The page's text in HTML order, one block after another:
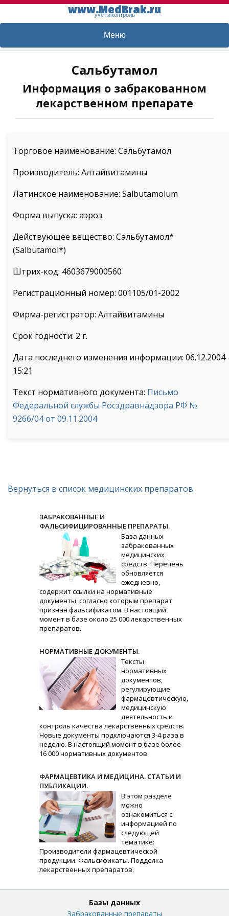
www.MedBrak.ru
учет и контроль
Меню
Сальбутамол
Информация о забракованном
лекарственном препарате
Торговое наименование: Сальбутамол
Производитель: Алтайвитамины
Латинское наименование: Salbutamolum
Форма выпуска: аэроз.
Действующее вещество: Сальбутамол*
(Salbutamol*)
Штрих-код: 4603679000560
Регистрационный номер: 001105/01-2002
Фирма-регистратор: Алтайвитамины
Срок годности: 2 г.
Дата последнего изменения информации: 06.12.2004
15:21
Текст нормативного документа: Письмо
Федеральной службы Росздравнадзора РФ №
9266/04 от 09.11.2004
Вернуться в список медицинских препаратов.
ЗАБРАКОВАННЫЕ И
ФАЛЬСИФИЦИРОВАННЫЕ ПРЕПАРАТЫ.
База данных
забракованных
медицинских
средств. Перечень
обновляется
ежедневно,
содержит ссылки на нормативные
документы, согласно которым препарат
признан фальсификатом. В настоящий
момент в базе около 25 000 лекарственных
препаратов.
НОРМАТИВНЫЕ ДОКУМЕНТЫ.
Тексты
нормативных
документов,
регулирующие
фармацевтическую,
медицинскую
деятельность и
контроль качества лекарственных средств.
Новые документы подключаются 3-4 раза в
неделю. В настоящий момент в базе более
16 000 нормативных документов.
ФАРМАЦЕВТИКА И МЕДИЦИНА. СТАТЬИ И
ПУБЛИКАЦИИ.
В этом разделе
можно
ознакомиться с
информацией по
следующей
тематике:
Производители фармацевтической
продукции. Фальсификаты. Подделка
лекарственных препаратов.
Базы данных
Забракованные препараты